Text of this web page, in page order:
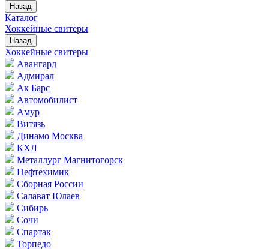
Назад
Каталог
Хоккейные свитеры
Назад
Хоккейные свитеры
Авангард
Адмирал
Ак Барс
Автомобилист
Амур
Витязь
Динамо Москва
КХЛ
Металлург Магнитогорск
Нефтехимик
Сборная России
Салават Юлаев
Сибирь
Сочи
Спартак
Торпедо